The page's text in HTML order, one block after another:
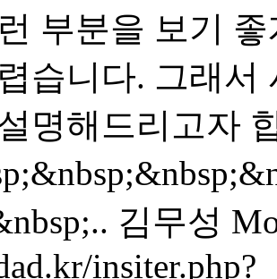
부분을 보기
습니다. 그래서
명해드리고자
김무성
insiter.php?